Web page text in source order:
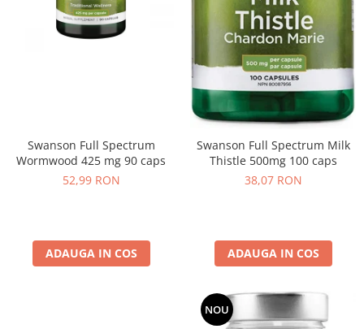
Swanson Full Spectrum
Wormwood 425 mg 90 caps
52,99 RON
ADAUGA IN COS
Swanson Full Spectrum Milk
Thistle 500mg 100 caps
38,07 RON
ADAUGA IN COS
NOU